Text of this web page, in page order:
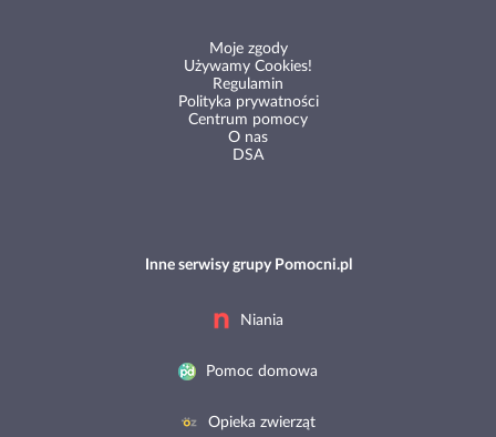
Moje zgody
Używamy Cookies!
Regulamin
Polityka prywatności
Centrum pomocy
O nas
DSA
Inne serwisy grupy Pomocni.pl
Niania
Pomoc domowa
Opieka zwierząt